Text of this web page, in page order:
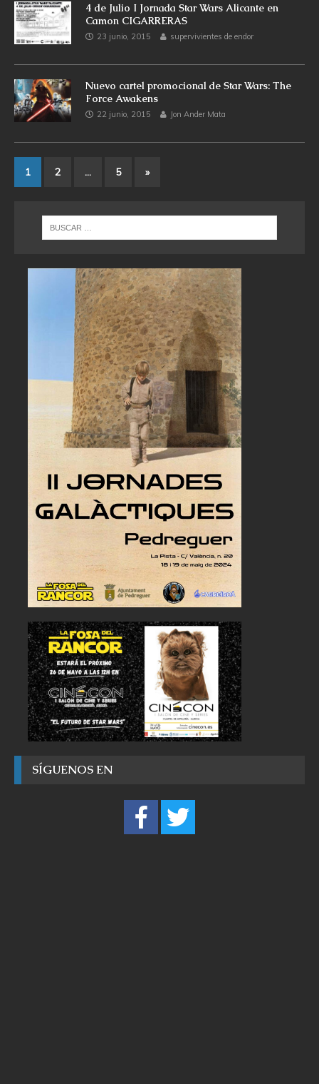
4 de Julio I Jornada Star Wars Alicante en
Camon CIGARRERAS
23 junio, 2015 supervivientes de endor
Nuevo cartel promocional de Star Wars: The
Force Awakens
22 junio, 2015 Jon Ander Mata
1 2 … 5 »
SÍGUENOS EN